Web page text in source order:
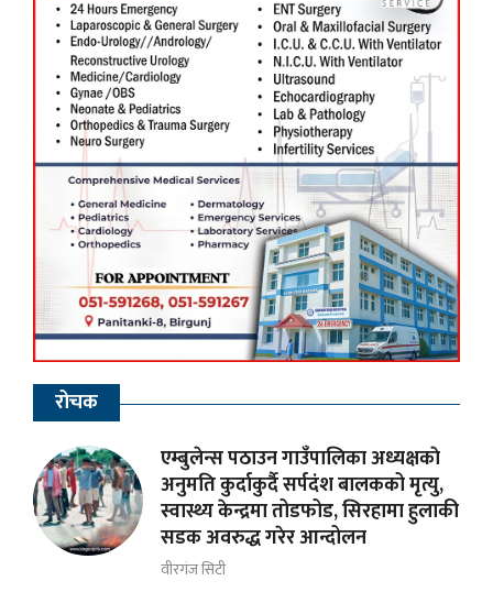
रोचक
एम्बुलेन्स पठाउन गाउँपालिका अध्यक्षकाे
अनुमति कुर्दाकुर्दै सर्पदंश बालकको मृत्यु,
स्वास्थ्य केन्द्रमा तोडफोड, सिरहामा हुलाकी
सडक अवरुद्ध गरेर आन्दोलन
वीरगंज सिटी